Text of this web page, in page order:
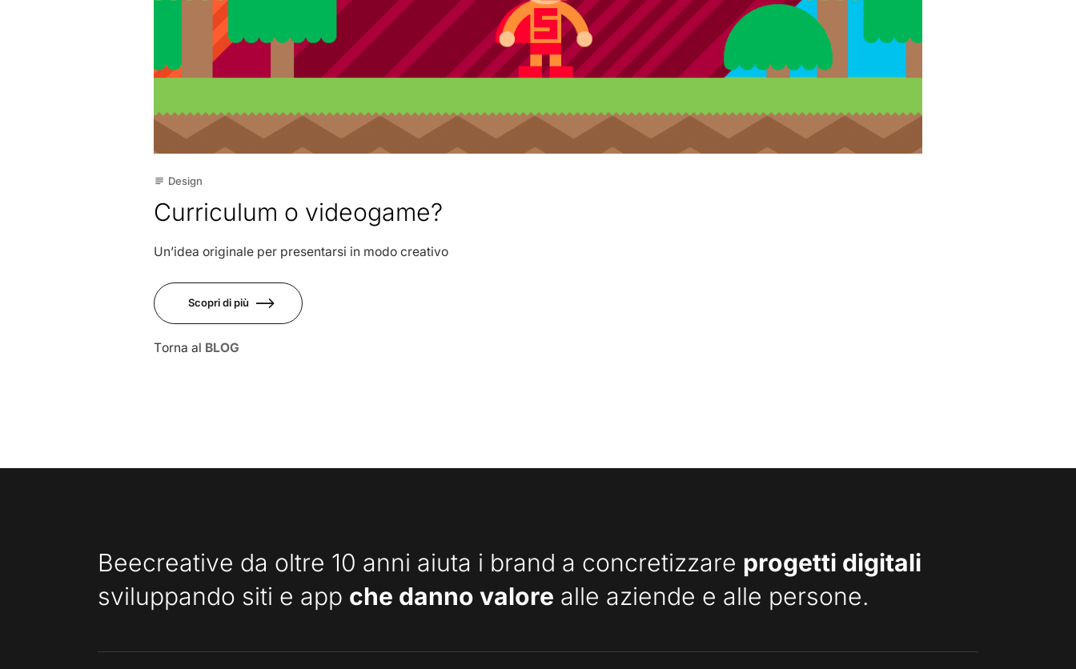
subject Design
Curriculum o videogame?
Un’idea originale per presentarsi in modo creativo
Scopri di più
Torna al BLOG
Beecreative da oltre 10 anni aiuta i brand a concretizzare progetti digitali
sviluppando siti e app che danno valore alle aziende e alle persone.